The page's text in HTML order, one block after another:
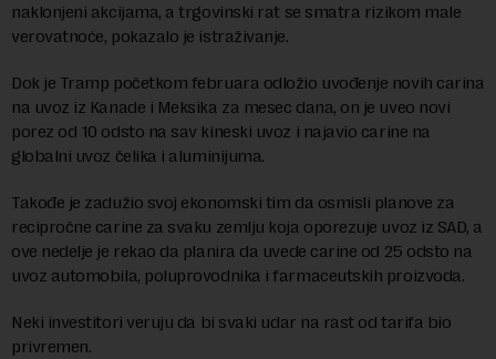
naklonjeni akcijama, a trgovinski rat se smatra rizikom male
verovatnoće, pokazalo je istraživanje.
Dok je Tramp početkom februara odložio uvođenje novih carina
na uvoz iz Kanade i Meksika za mesec dana, on je uveo novi
porez od 10 odsto na sav kineski uvoz i najavio carine na
globalni uvoz čelika i aluminijuma.
Takođe je zadužio svoj ekonomski tim da osmisli planove za
recipročne carine za svaku zemlju koja oporezuje uvoz iz SAD, a
ove nedelje je rekao da planira da uvede carine od 25 odsto na
uvoz automobila, poluprovodnika i farmaceutskih proizvoda.
Neki investitori veruju da bi svaki udar na rast od tarifa bio
privremen.